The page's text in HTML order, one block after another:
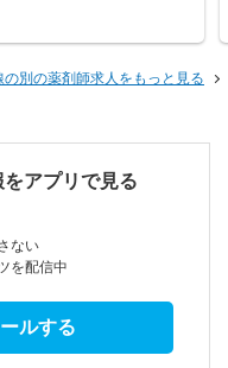
別の薬剤師求人をもっと見る
アプリで見る
ない
を配信中
ルする